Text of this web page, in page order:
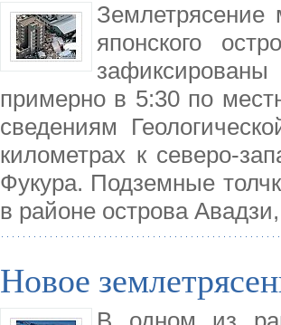
Землетрясение
японского
примерно в 5:30 по
сведениям
километрах к северо-
Фукура. Подземные
в районе острова
Новое